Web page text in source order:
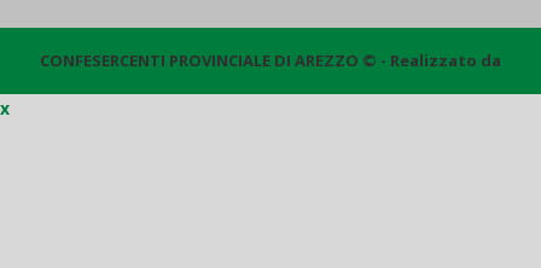
CONFESERCENTI PROVINCIALE DI AREZZO © - Realizzato da
x